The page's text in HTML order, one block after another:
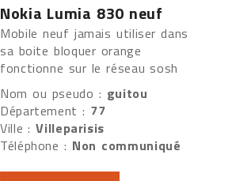
Nokia Lumia 830 neuf
Mobile neuf jamais utiliser dans
sa boite bloquer orange
fonctionne sur le réseau sosh
Nom ou pseudo : guitou
Département : 77
Ville :Villeparisis
Téléphone : Non communiqué